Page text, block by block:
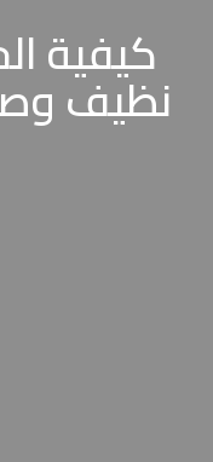
كيفية
نظيف